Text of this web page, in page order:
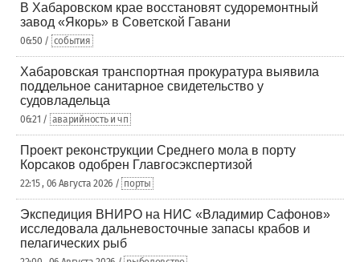
В Хабаровском крае восстановят судоремонтный
завод «Якорь» в Советской Гавани
06:50 / события
Хабаровская транспортная прокуратура выявила
поддельное санитарное свидетельство у
судовладельца
06:21 / аварийность и чп
Проект реконструкции Среднего мола в порту
Корсаков одобрен Главгосэкспертизой
22:15 , 06 Августа 2026 / порты
Экспедиция ВНИРО на НИС «Владимир Сафонов»
исследовала дальневосточные запасы крабов и
пелагических рыб